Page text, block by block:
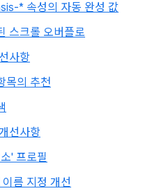
* 속성의 자동 완성 값
스크롤 오버플로
사항
목의 추천
선사항
' 프로필
름 지정 개선